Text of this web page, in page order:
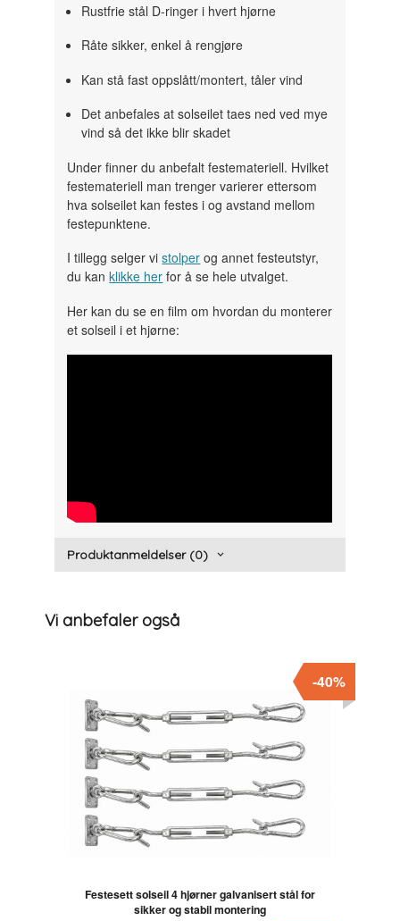
Rustfrie stål D-ringer i hvert hjørne
Råte sikker, enkel å rengjøre
Kan stå fast oppslått/montert, tåler vind
Det anbefales at solseilet taes ned ved mye
vind så det ikke blir skadet
Under finner du anbefalt festemateriell. Hvilket
festemateriell man trenger varierer ettersom
hva solseilet kan festes i og avstand mellom
festepunktene.
I tillegg selger vistolper og annet festeutstyr,
du kanklikke her for å se hele utvalget.
Her kan du se en film om hvordan du monterer
et solseil i et hjørne:
" width="300" height="150">
Produktanmeldelser (0)
Vi anbefaler også
Festesett solseil 4 hjørner galvanisert stål for
sikker og stabil montering
-40%